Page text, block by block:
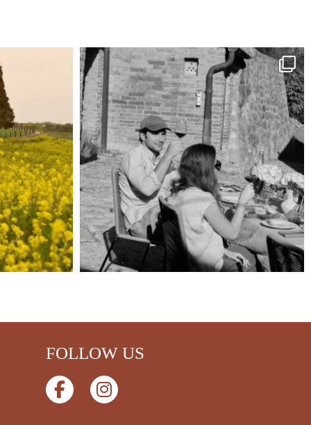
FOLLOW US